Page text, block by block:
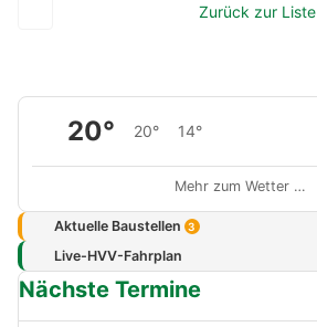
Zurück zur Liste
20° 20° 14°
Mehr zum Wetter …
Aktuelle Baustellen 3
Live-HVV-Fahrplan
Nächste Termine